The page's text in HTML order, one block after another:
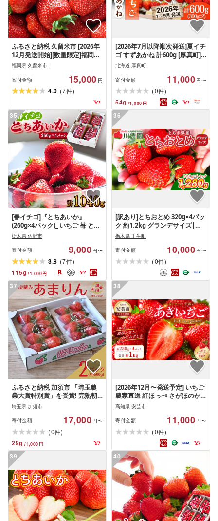
ふるさと納税 久留米市 [2026年
12月発送開始][数量限定]福岡県
産特別栽培あまおう4パック
福岡県 久留米市
寄付金額 15,000 円
4.0 (7件)
[2026年7月以降順次発送]夏イチ
ゴ すずあかね 計600g [厚真町]
[こばやしいちご農園]
[AXBT003] イチゴ 苺 いちご 贅
沢 フルーツ 果物 北海道 11000
円
北海道 厚真町
寄付金額 11,000 円〜
(0件)
54g /1,000 円
35
[春イチゴ]『とちあいか』
(260g×4パック)_ いちご 苺 とち
あいか 春いちご 美味しい 栃木
県 佐野市 フルーツ 果物 人気 お
すすめ ギフト 贈答 冷蔵 送料無
料 [配送不可地域:離島]
栃木県 佐野市
寄付金額 9,000 円〜
3.8 (7件)
115g /1,000円
36
[訳あり]とちおとめ 320g×4パッ
ク 約1.2kg グランデサイズ|果
物 フルーツ イチゴ 苺 グランデ
産地直送 大粒 甘い 数量限定 栃
木県 壬生町 ※2027年1月〜発送
栃木県 壬生町
寄付金額 10,000 円〜
(0件)
37
ふるさと納税 加須市 「埼玉農
業大賞特別賞」を受賞! 完熟朝
摘み苺 あまりん 250g×2パック
埼玉県 加須市
寄付金額 17,000 円〜
(0件)
29g /1,000 円
38
[2026年12月〜発送予定] いちご
農家直送 紅ほっぺ さがほのか
約 1kg ( 約 250g × 4パック ) イ
チゴ 先行予約 おすすめ いちご
スイーツ 国産 苺 果物 くだもの
フルーツ 小分け パック 期間限
定 季節限定 数量限定 旬 大粒 高
級 新鮮 ichigo itigo 海洋深層水
ギフト プレゼント 人気 お取り
寄せ 人気いちご 人気苺 ランキ
ング 特産品 安芸市 高知県
高知県 安芸市
寄付金額 11,000 円〜
(0件)
39 40